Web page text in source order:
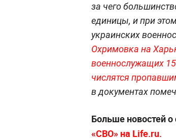
за чего
единицы, и при
украинских
Охримовка на
военнослужащих
числятся
в документах
Больше новостей
«СВО» на Life.ru.